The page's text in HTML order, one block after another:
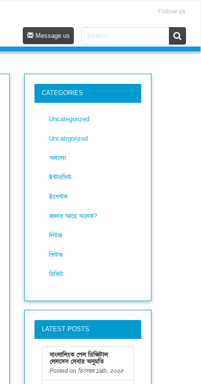
Follow us
Message us
CATEGORIES
Uncategorized
Uncatrgorized
অন্যান্য
ইন্টারভিউ
ইভেন্টস
জানার আছে অনেক?
নিউজ
ভিউজ
রিভিউ
LATEST POSTS
বাংলালিংক পেল ডিজিটাল
লেনদেন সেবার অনুমতি
Posted on ডিসেম্বর ১৯th, ২০২৫